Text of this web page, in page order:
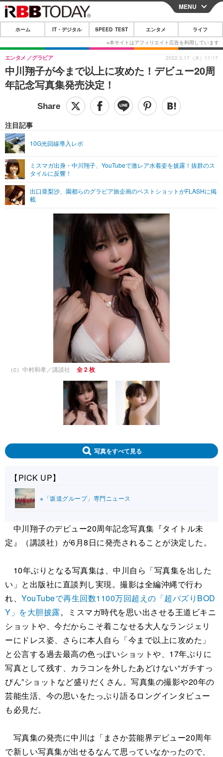
CLOSE
ホーム
IT・デジタル
IT・デジタルTOP スマートフォン
ショッピング その他
SPEED TEST
エンタメTOP 映画・ドラマ
グラビア
ショッピング その他
ライフTOP
その他
リリース一覧
プッシュ通知の停止方法
MENU
ホーム IT・デジタル SPEED TEST エンタメ ライフ
中川翔子が今まで以上に攻めた！デビュー20周
年記念写真集発売決定！
エンタメ グラビア
注目記事
10G光回線導入レポ
ミスマガ出身・中川翔子、YouTubeで激レア水着姿を披露！抜群のス
タイルに反響！
出口亜梨沙、園都らのグラビア旅企画のベストショットがFLASHに掲
載
2022.3.17（木）11:17
（c）中村和孝／講談社 全 2 枚
写真をすべて見る
【PICK UP】
※「坂道グループ」専門ニュース
中川翔子のデビュー20周年記念写真集『タイトル未
定』（講談社）が6月8日に発売されることが決定した。
10年ぶりとなる写真集は、中川自ら「写真集を出した
い」と出版社に直談判し実現。撮影は全編沖縄で行わ
れ、 YouTubeで再生回数1100万回超えの「超バズりBOD
Y」を大胆披露。ミスマガ時代を思い出させる王道ビキニ
ショットや、今だからこそ着こなせる大人なランジェリ
ーにドレス姿、さらに本人自ら「今まで以上に攻めた」
と公言する過去最高の色っぽいショットや、17年ぶりに
写真として残す、カラコンを外したあどけない“ガチすっ
ぴん”ショットなど盛りだくさん。写真集の撮影や20年の
芸能生活、今の思いをたっぷり語るロングインタビュー
も必見だ。
写真集の発売に中川は「まさか芸能界デビュー20周年
で新しい写真集が出せるなんて思っていなかったので、